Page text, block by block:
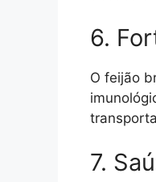
6.
O feijão
7.